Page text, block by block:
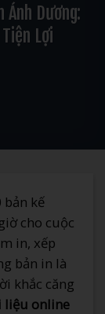
Ánh Dương:
Lợi
bản kế
cho cuộc
in, xếp
bản in là
khắc căng
liệu online